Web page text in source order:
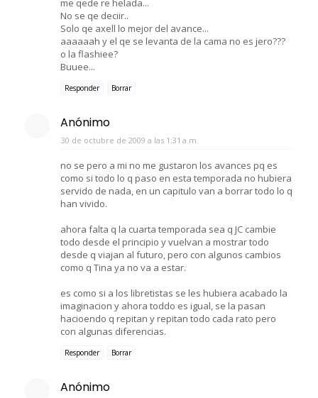
me qede re helada...
No se qe deciir..
Solo qe axell lo mejor del avance...
aaaaaah y el qe se levanta de la cama no es jero???
o la flashiee?
Buuee...
Responder Borrar
Anónimo
30 de octubre de 2009 a las 1:31 a.m.
no se pero a mi no me gustaron los avances pq es
como si todo lo q paso en esta temporada no hubiera
servido de nada, en un capitulo van a borrar todo lo q
han vivido.
ahora falta q la cuarta temporada sea q JC cambie
todo desde el principio y vuelvan a mostrar todo
desde q viajan al futuro, pero con algunos cambios
como q Tina ya no va a estar.
es como si a los libretistas se les hubiera acabado la
imaginacion y ahora toddo es igual, se la pasan
hacioendo q repitan y repitan todo cada rato pero
con algunas diferencias.
Responder Borrar
Anónimo